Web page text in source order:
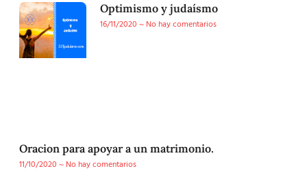
Optimismo y judaísmo
16/11/2020
No hay comentarios
Oracion para apoyar a un matrimonio.
11/10/2020
No hay comentarios